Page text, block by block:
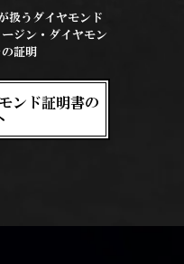
扱うダイヤモンド
ジン・ダイヤモン
証明
ンド証明書の